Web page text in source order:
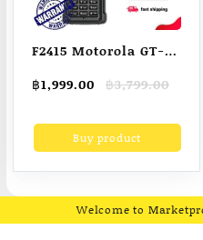
F2415 Motorola GT-12
อาชีพกำลังสูง 20W
dual-band
฿3,799.00
Original
was:
฿3,799.00.
฿1,999.00
Current
is:
฿1,999.00.Buy product
Welcome to